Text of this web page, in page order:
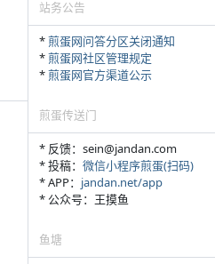
站务公告
*煎蛋网问答分区关闭通知
*煎蛋网社区管理规定
*煎蛋网官方渠道公示
煎蛋传送门
* 反馈：sein@jandan.com
* 投稿： 微信小程序煎蛋(扫码)
* APP： jandan.net/app
* 公众号：王摸鱼
鱼塘